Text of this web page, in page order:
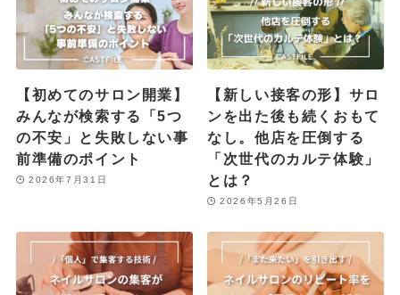
【初めてのサロン開業】
みんなが検索する「5つ
の不安」と失敗しない事
前準備のポイント
2026年7月31日
【新しい接客の形】サロ
ンを出た後も続くおもて
なし。他店を圧倒する
「次世代のカルテ体験」
とは？
2026年5月26日